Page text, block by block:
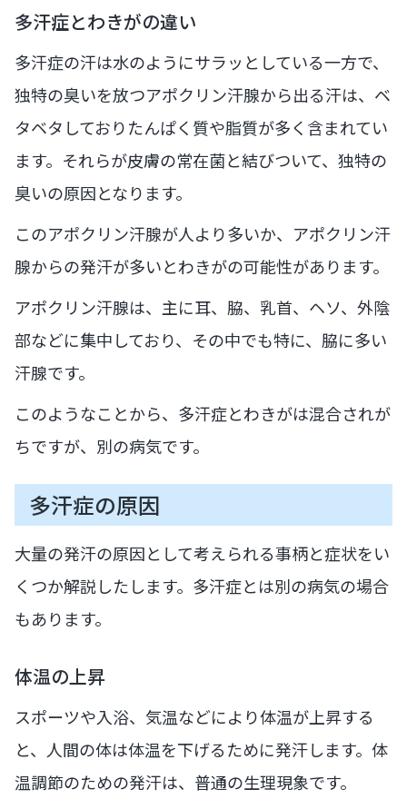
多汗症とわきがの違い
多汗症の汗は水のようにサラッとしている一方で、
独特の臭いを放つアポクリン汗腺から出る汗は、ベ
タベタしておりたんぱく質や脂質が多く含まれてい
ます。それらが皮膚の常在菌と結びついて、独特の
臭いの原因となります。
このアポクリン汗腺が人より多いか、アポクリン汗
腺からの発汗が多いとわきがの可能性があります。
アポクリン汗腺は、主に耳、脇、乳首、ヘソ、外陰
部などに集中しており、その中でも特に、脇に多い
汗腺です。
このようなことから、多汗症とわきがは混合されが
ちですが、別の病気です。
多汗症の原因
大量の発汗の原因として考えられる事柄と症状をい
くつか解説したします。多汗症とは別の病気の場合
もあります。
体温の上昇
スポーツや入浴、気温などにより体温が上昇する
と、人間の体は体温を下げるために発汗します。体
温調節のための発汗は、普通の生理現象です。